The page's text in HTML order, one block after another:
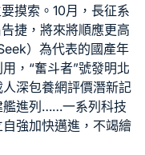
摸索。10月，長征系
捷，將來將順應更高
）為代表的國產年
，“奮斗者”號發明北
人深包養網評價潛新記
艦進列……一系列科技
強加快邁進，不竭繪